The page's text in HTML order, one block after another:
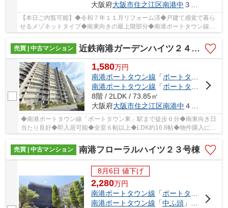
大阪府大阪市住之江区南港中 ３丁目
【本日ご内覧可能】◆令和７年１１月リフォーム済◆戸建て感覚で暮ら
せるメゾネットタイプ◆南東向きの最上階部分◆南港ポートタウン線
売買 | 中古マンション
近鉄南港ガーデンハイツ２４号棟
1,580万円
南港ポートタウン線 「ポートタウン西
南港ポートタウン線 「ポートタウン東
8階 / 2LDK / 73.85㎡
大阪府大阪市住之江区南港中 ４丁目
◆南港ポートタウン線「ポートタウン東」駅まで徒歩６分◆南東向き日
当たり良好◆即入居可能◆全室６帖以上◆LDK約16.8帖◆物件購入に於
売買 | 中古マンション
南港フローラルハイツ２３号棟
8月6日 値下げ
2,280万円
南港ポートタウン線 「ポートタウン西
南港ポートタウン線 「中ふ頭」駅 徒歩6分